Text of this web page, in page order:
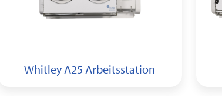
Whitley A25 Arbeitsstation